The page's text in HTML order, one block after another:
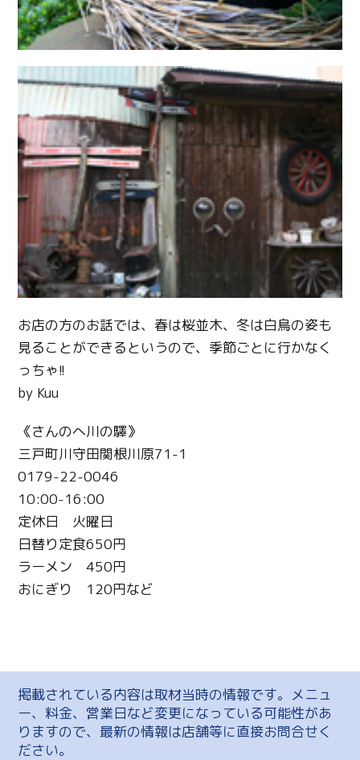
お店の方のお話では、春は桜並木、冬は白鳥の姿も
見ることができるというので、季節ごとに行かなく
っちゃ!!
by Kuu
《さんのへ川の驛》
三戸町川守田関根川原71-1
0179-22-0046
10:00-16:00
定休日 火曜日
日替り定食650円
ラーメン 450円
おにぎり 120円など
掲載されている内容は取材当時の情報です。メニュ
ー、料金、営業日など変更になっている可能性があ
りますので、最新の情報は店舗等に直接お問合せく
ださい。